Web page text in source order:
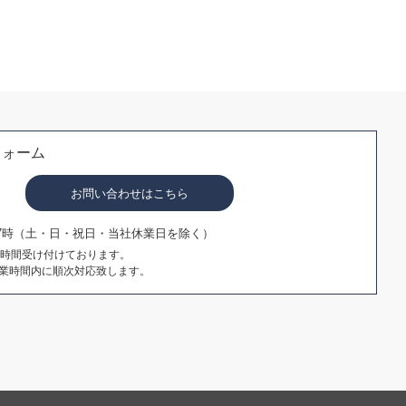
ーム
お問い合わせはこちら
（土・日・祝日・当社休業日を除く）
間受け付けております。
間内に順次対応致します。